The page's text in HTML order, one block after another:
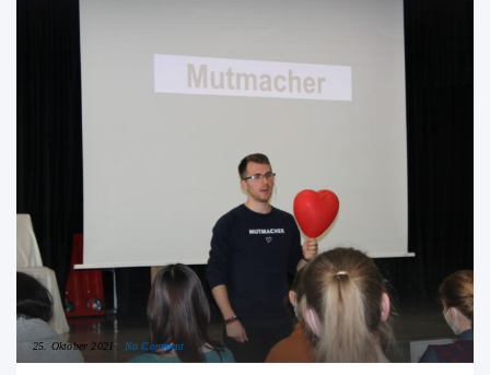
25. Oktober 2021 No Comment